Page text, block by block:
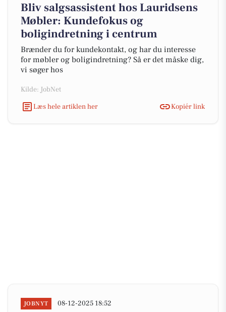
Bliv salgsassistent hos Lauridsens
Møbler: Kundefokus og
boligindretning i centrum
Brænder du for kundekontakt, og har du interesse
for møbler og boligindretning? Så er det måske dig,
vi søger hos
Kilde: JobNet
Læs hele artiklen her
Kopiér link
JOBNYT 08-12-2025 18:52